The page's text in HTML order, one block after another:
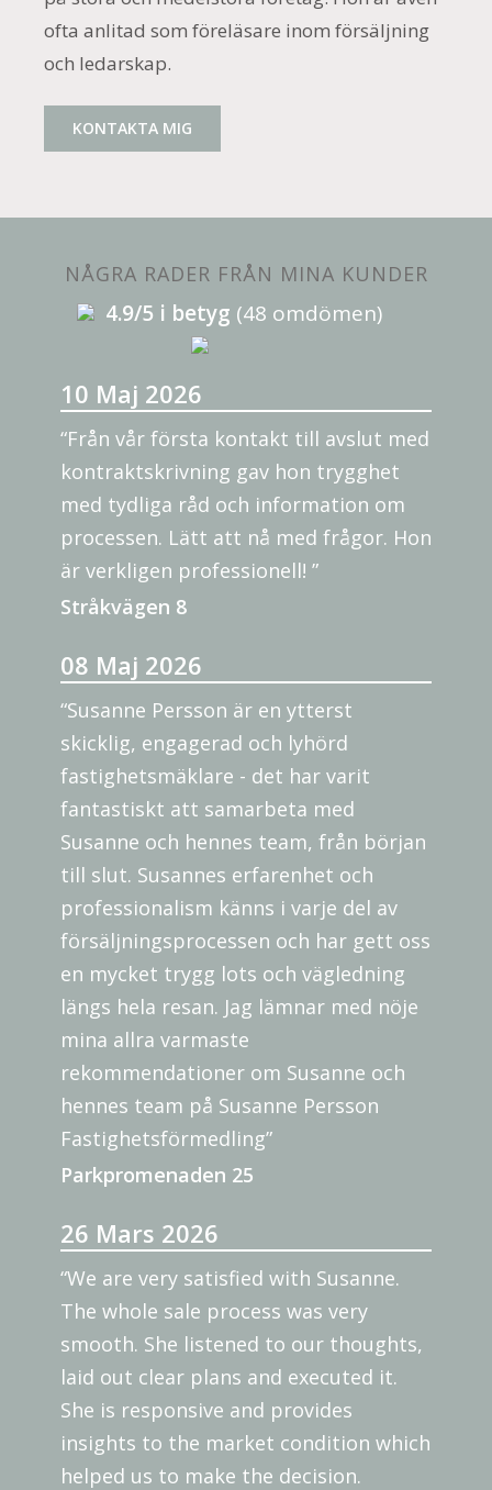
ofta anlitad som föreläsare inom försäljning
och ledarskap.
KONTAKTA MIG
NÅGRA RADER FRÅN MINA KUNDER
4.9/5 i betyg (48 omdömen)
10 Maj 2026
“Från vår första kontakt till avslut med
kontraktskrivning gav hon trygghet
med tydliga råd och information om
processen. Lätt att nå med frågor. Hon
är verkligen professionell! ”
Stråkvägen 8
08 Maj 2026
“Susanne Persson är en ytterst
skicklig, engagerad och lyhörd
fastighetsmäklare - det har varit
fantastiskt att samarbeta med
Susanne och hennes team, från början
till slut. Susannes erfarenhet och
professionalism känns i varje del av
försäljningsprocessen och har gett oss
en mycket trygg lots och vägledning
längs hela resan. Jag lämnar med nöje
mina allra varmaste
rekommendationer om Susanne och
hennes team på Susanne Persson
Fastighetsförmedling”
Parkpromenaden 25
26 Mars 2026
“We are very satisfied with Susanne.
The whole sale process was very
smooth. She listened to our thoughts,
laid out clear plans and executed it.
She is responsive and provides
insights to the market condition which
helped us to make the decision.